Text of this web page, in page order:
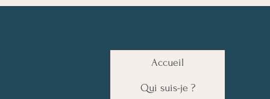
Accueil
Qui suis-je ?